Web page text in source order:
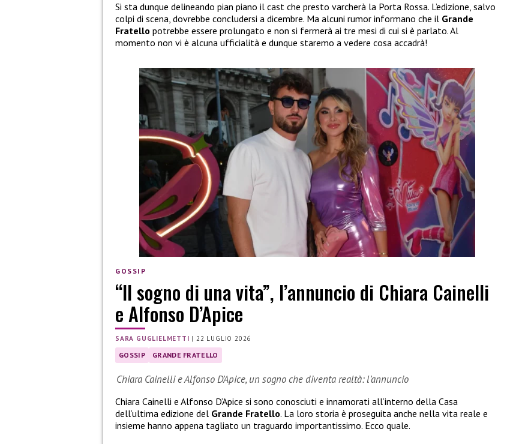
Si sta dunque delineando pian piano il cast che presto varcherà la Porta Rossa. L’edizione, salvo
colpi di scena, dovrebbe concludersi a dicembre. Ma alcuni rumor informano che il Grande
Fratello potrebbe essere prolungato e non si fermerà ai tre mesi di cui si è parlato. Al
momento non vi è alcuna ufficialità e dunque staremo a vedere cosa accadrà!
GOSSIP
“Il sogno di una vita”, l’annuncio di Chiara Cainelli
e Alfonso D’Apice
SARA GUGLIELMETTI |22 LUGLIO 2026
GOSSIP GRANDE FRATELLO
Chiara Cainelli e Alfonso D’Apice, un sogno che diventa realtà: l’annuncio
Chiara Cainelli e Alfonso D’Apice si sono conosciuti e innamorati all’interno della Casa
dell’ultima edizione del Grande Fratello. La loro storia è proseguita anche nella vita reale e
insieme hanno appena tagliato un traguardo importantissimo. Ecco quale.